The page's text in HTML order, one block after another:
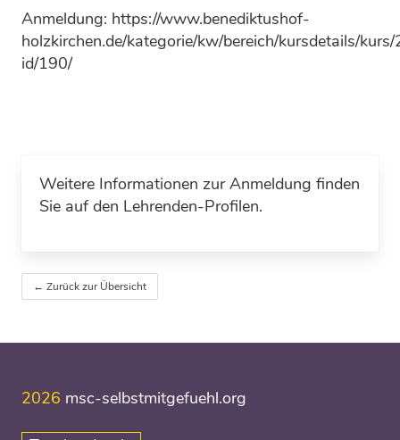
Anmeldung: https://www.benediktushof-
holzkirchen.de/kategorie/kw/bereich/kursdetails/
id/190/
Weitere Informationen zur Anmeldung finden
Sie auf den Lehrenden-Profilen.
← Zurück zur Übersicht
2026 msc-selbstmitgefuehl.org